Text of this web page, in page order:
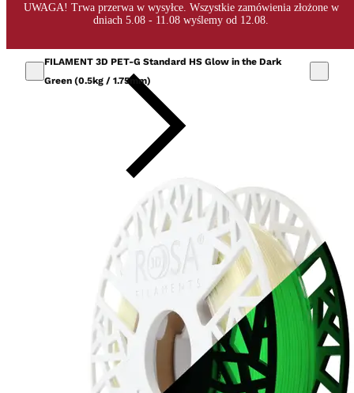
FILAMENT 3D PET-G Standard HS Glow in the Dark
Green (0.5kg / 1.75mm)